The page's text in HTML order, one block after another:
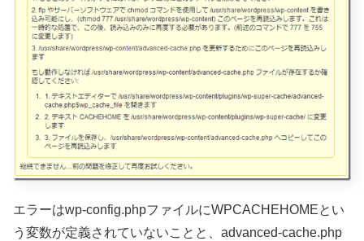
エラーはwp-config.phpファイルにWPCACHEHOMEとい
う変数が定義されていないことと、advanced-cache.php